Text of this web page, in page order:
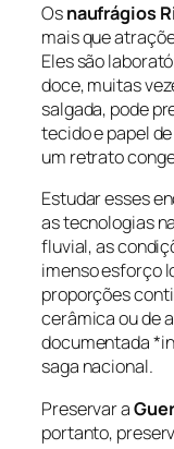
Osnaufrágios
mais que
Eles são
doce, muitas
salgada, pode
tecido e papel
um retrato
Estudar esses
as tecnologias
fluvial, as
imenso esforço
proporções
cerâmica ou de
documentada
saga nacional.
Preservar a
portanto,